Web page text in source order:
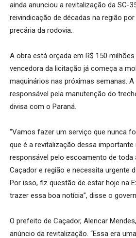
ainda anunciou a revitalização da SC-
reivindicação de décadas na região
precária da rodovia..
A obra está orçada em R$ 150
vencedora da licitação já começa a
maquinários nas próximas semanas.
responsável pela manutenção do
divisa com o Paraná.
“Vamos fazer um serviço que nunca
que é a revitalização dessa importante
responsável pelo escoamento de toda
Caçador e região e necessita urgente
Por isso, fiz questão de estar hoje na
trazer essa boa notícia”, disse o
O prefeito de Caçador, Alencar
anúncio da revitalização. “Essa era